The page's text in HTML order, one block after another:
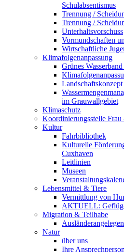
Schulabsentismus
Trennung /
Trennung /
Unterhaltsvorschuss
Vormundschaften
Wirtschaftliche
Klimafolgenanpassung
Grünes
im Grauwallgebiet
Klimaschutz
Koordinierungsstelle
Kultur
Fahrbibliothek
Kulturelle
Cuxhaven
Leitlinien
Museen
Lebensmittel & Tiere
Vermittlung von
AKTUELL:
Migration & Teilhabe
Natur
über uns
Ihre